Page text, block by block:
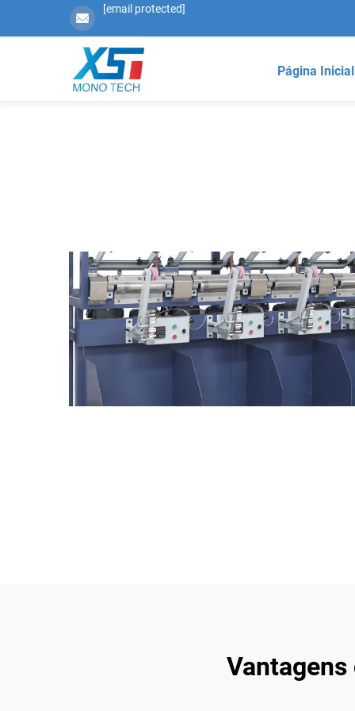
[email protected]
Página Inicial
Vantagens